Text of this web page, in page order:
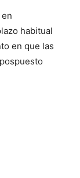
habitual
en que las